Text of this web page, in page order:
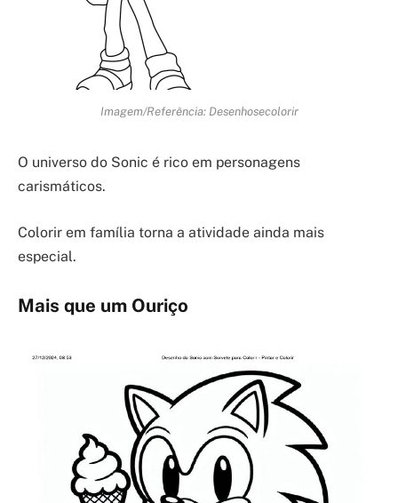
Imagem/Referência: Desenhosecolorir
O universo do Sonic é rico em personagens
carismáticos.
Colorir em família torna a atividade ainda mais
especial.
Mais que um Ouriço